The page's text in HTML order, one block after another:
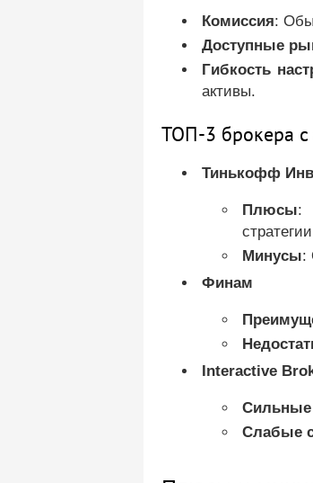
Комиссия:
Доступные
Гибкость
активы.
ТОП-3 брокера с
Тинькофф
Плюсы:
Минусы:
Финам
Interactive
Сильные
Слабые